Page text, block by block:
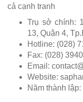
cả cạnh tranh
Trụ sở chính:
13, Quận 4,
Hotline: (028)
Fax: (028)
Email:
Website:
Năm thành